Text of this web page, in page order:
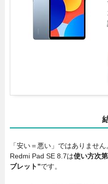
「安い＝悪い」ではありません
Redmi Pad SE 8.7は使い方次
ブレット”です。